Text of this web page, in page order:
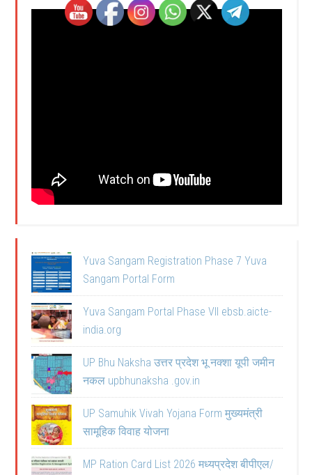
Yuva Sangam Registration Phase 7 Yuva
Sangam Portal Form
Yuva Sangam Portal Phase VII ebsb.aicte-
india.org
UP Bhu Naksha उत्तर प्रदेश भू नक्शा यूपी जमीन
नकल upbhunaksha .gov.in
UP Samuhik Vivah Yojana Form मुख्यमंत्री
सामूहिक विवाह योजना
MP Ration Card List 2026 मध्यप्रदेश बीपीएल/